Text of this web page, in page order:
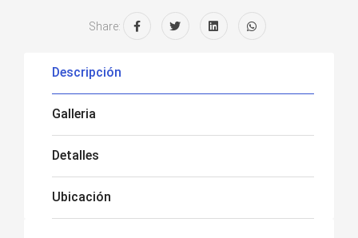
Share:
Descripción
Galleria
Detalles
Ubicación